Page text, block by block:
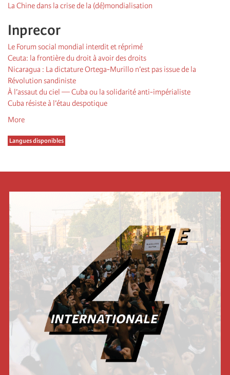
La Chine dans la crise de la (dé)mondialisation
Inprecor
Le Forum social mondial interdit et réprimé
Ceuta: la frontière du droit à avoir des droits
Nicaragua : La dictature Ortega-Murillo n’est pas issue de la
Révolution sandiniste
À l’assaut du ciel — Cuba ou la solidarité anti-impérialiste
Cuba résiste à l’étau despotique
More
Langues disponibles